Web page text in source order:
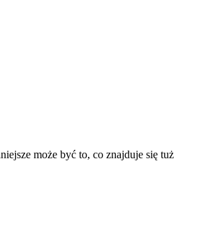
może być to, co znajduje się tuż